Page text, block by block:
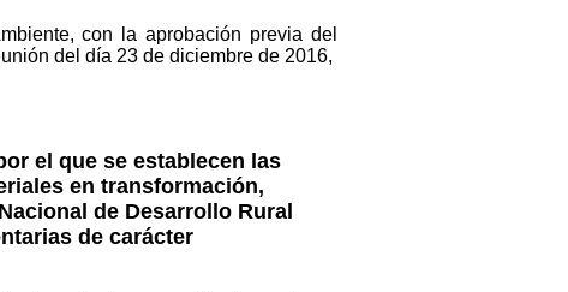
con la aprobación previa del
del día 23 de diciembre de 2016,
el que se establecen las
en transformación,
de Desarrollo Rural
de carácter